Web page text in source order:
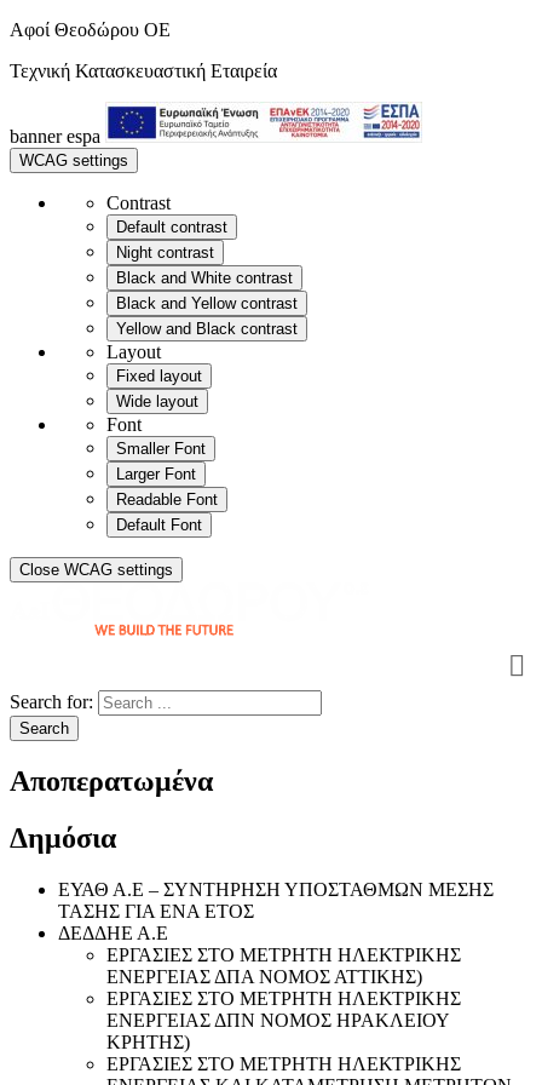
Αφοί Θεοδώρου OE
Τεχνική Κατασκευαστική Εταιρεία
banner espa
WCAG settings
Contrast
Default contrast
Night contrast
Black and White contrast
Black and Yellow contrast
Yellow and Black contrast
Layout
Fixed layout
Wide layout
Font
Smaller Font
Larger Font
Readable Font
Default Font
Close WCAG settings
Search for:
Search
Αποπερατωμένα
Δημόσια
ΕΥΑΘ Α.Ε – ΣΥΝΤΗΡΗΣΗ ΥΠΟΣΤΑΘΜΩΝ ΜΕΣΗΣ
ΤΑΣΗΣ ΓΙΑ ΕΝΑ ΕΤΟΣ
ΔΕΔΔΗΕ Α.Ε
ΕΡΓΑΣΙΕΣ ΣΤΟ ΜΕΤΡΗΤΗ ΗΛΕΚΤΡΙΚΗΣ
ΕΝΕΡΓΕΙΑΣ ΔΠΑ ΝΟΜΟΣ ΑΤΤΙΚΗΣ)
ΕΡΓΑΣΙΕΣ ΣΤΟ ΜΕΤΡΗΤΗ ΗΛΕΚΤΡΙΚΗΣ
ΕΝΕΡΓΕΙΑΣ ΔΠΝ ΝΟΜΟΣ ΗΡΑΚΛΕΙΟΥ
ΚΡΗΤΗΣ)
ΕΡΓΑΣΙΕΣ ΣΤΟ ΜΕΤΡΗΤΗ ΗΛΕΚΤΡΙΚΗΣ